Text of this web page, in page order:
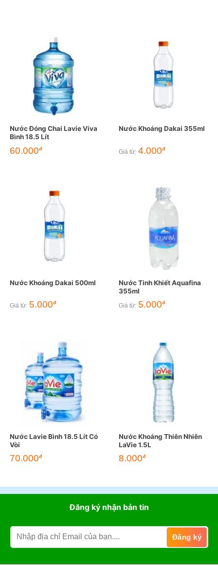
Nước Đóng Chai Lavie Viva
Bình 18.5 Lít
60.000đ
Nước Khoáng Dakai 355ml
Giá từ: 4.000đ
Nước Khoáng Dakai 500ml
Giá từ: 5.000đ
Nước Tinh Khiết Aquafina
355ml
Giá từ: 5.000đ
Nước Lavie Bình 18.5 Lít Có
Vòi
70.000đ
Nước Khoáng Thiên Nhiên
LaVie 1.5L
8.000đ
Đăng ký nhận bản tin